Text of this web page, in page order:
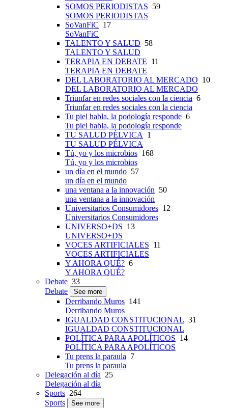
SOMOS PERIODISTAS 59
SOMOS PERIODISTAS
SoVanFiC 17
SoVanFiC
TALENTO Y SALUD 58
TALENTO Y SALUD
TERAPIA EN DEBATE 11
TERAPIA EN DEBATE
DEL LABORATORIO AL MERCADO 10
DEL LABORATORIO AL MERCADO
Triunfar en redes sociales con la ciencia 6
Triunfar en redes sociales con la ciencia
Tu piel habla, la podología responde 6
Tu piel habla, la podología responde
TU SALUD PÉLVICA
1
TU SALUD PÉLVICA
Tú, yo y los microbios 168
Tú, yo y los microbios
un día en el mundo 57
un día en el mundo
una ventana a la innovación 50
una ventana a la innovación
Universitarios Consumidores 12
Universitarios Consumidores
UNIVERSO+DS 13
UNIVERSO+DS
VOCES ARTIFICIALES 11
VOCES ARTIFICIALES
Y AHORA QUÉ? 6
Y AHORA QUÉ?
Debate 33
Debate
See more
Derribando Muros 141
Derribando Muros
IGUALDAD CONSTITUCIONAL 31
IGUALDAD CONSTITUCIONAL
POLÍTICA PARA APOLÍTICOS 14
POLÍTICA PARA APOLÍTICOS
Tu prens la paraula 7
Tu prens la paraula
Delegación al día 25
Delegación al día
Sports 264
Sports
See more